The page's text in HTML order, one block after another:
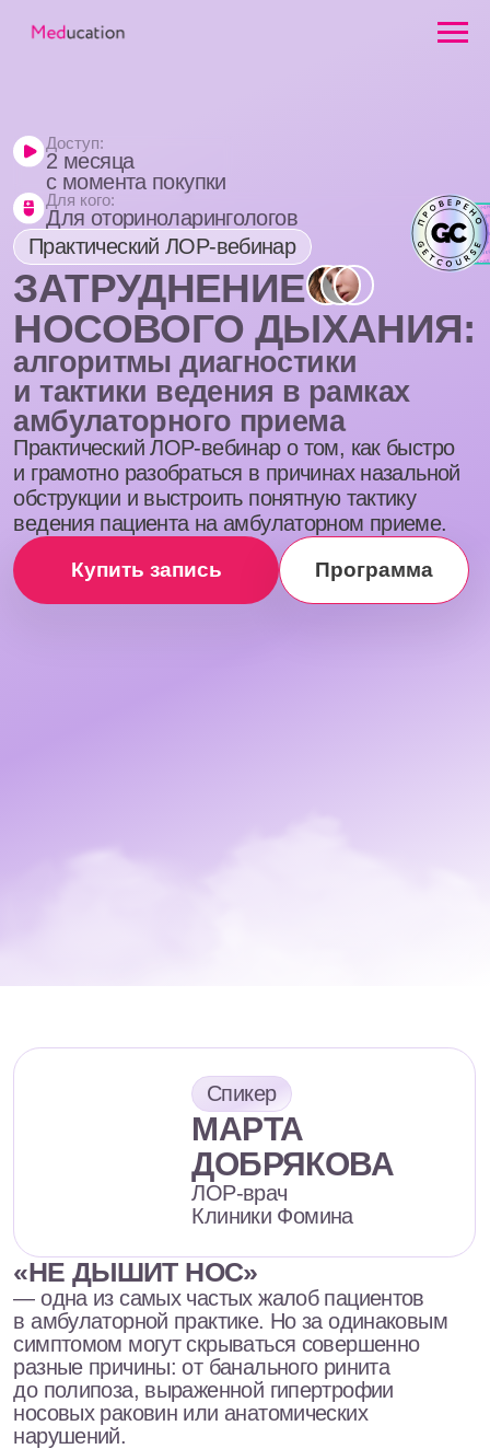
с момента покупки
Для кого:
Для оториноларингологов
Практический ЛОР-вебинар
ЗАТРУДНЕНИЕ
НОСОВОГО ДЫХАНИЯ:
алгоритмы диагностики
и тактики ведения в рамках
амбулаторного приема
Практический ЛОР-вебинар о том, как быстро
и грамотно разобраться в причинах назальной
обструкции и выстроить понятную тактику
ведения пациента на амбулаторном приеме.
Купить запись Программа
— одна из самых частых жалоб пациентов
в амбулаторной практике. Но за одинаковым
симптомом могут скрываться совершенно
разные причины: от банального ринита
до полипоза, выраженной гипертрофии
носовых раковин или анатомических
Здесь важно понять, что именно происходит
с пациентом, когда достаточно консервативной
терапии, а когда уже пора направлять на КТ
или к хирургу.
На вебинаре разберем системный
и клинически удобный алгоритм
диагностики затруднения носового
дыхания, который поможет быстрее
ориентироваться на приеме,
не теряться в похожих симптомах
и принимать более уверенные
решения в ежедневной практике.